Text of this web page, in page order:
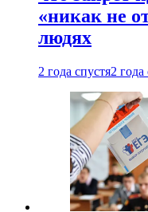
«никак не
людях
2 года спустя2 года